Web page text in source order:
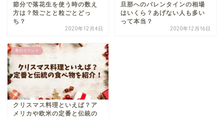
節分で落花生を使う時の数え
方は？殻ごとと粒ごとどっ
ち？
2020年12月4日
旦那へのバレンタインの相場
はいくら？あげない人も多い
って本当？
2020年12月16日
冬のイベント
クリスマス料理といえば？ア
メリカや欧米の定番と伝統の